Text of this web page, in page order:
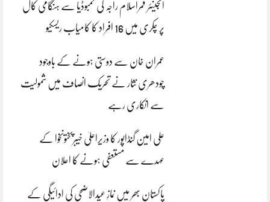
انجینئر قمراسلام راجہ کی کمبوڈیا سے ہنگامی کال
پر چکری میں 16 افراد کا کامیاب ریسکیو
عمران خان سے دوستی ہونے کے باوجود
چودھری نثار نے تحریک انصاف میں شمولیت
سے انکاری رہے
علی امین گنڈاپور کا وزیراعلیٰ خیبرپختونخوا کے
عہدے سے مستعفی ہونے کا اعلان
پاکستان بھر میں نمازِ عیدالاضحی کی ادائیگی کے